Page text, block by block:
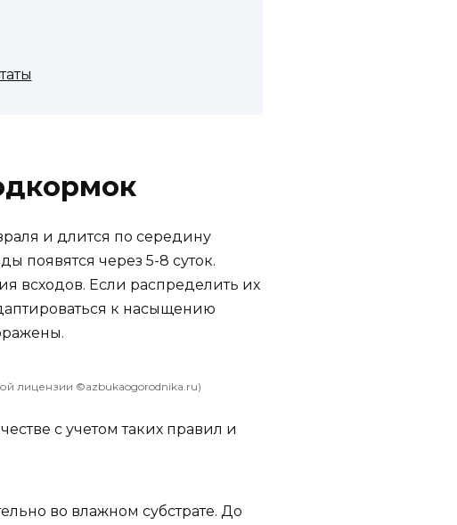
и длится по середину
появятся через 5-8 суток.
всходов. Если распределить их
к насыщению
лицензии ©azbukaogorodnika.ru)
с учетом таких правил и
во влажном субстрате. До